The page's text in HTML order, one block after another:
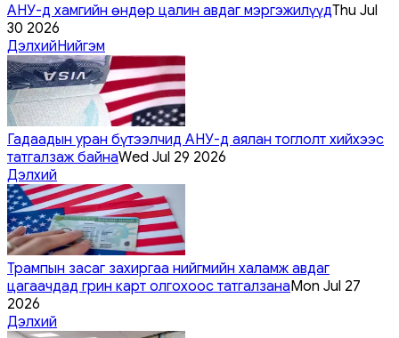
АНУ-д хамгийн өндөр цалин авдаг мэргэжилүүдThu Jul
30 2026
ДэлхийНийгэм
Гадаадын уран бүтээлчид АНУ-д аялан тоглолт хийхээс
татгалзаж байнаWed Jul 29 2026
Дэлхий
Трампын засаг захиргаа нийгмийн халамж авдаг
цагаачдад грин карт олгохоос татгалзанаMon Jul 27
2026
Дэлхий